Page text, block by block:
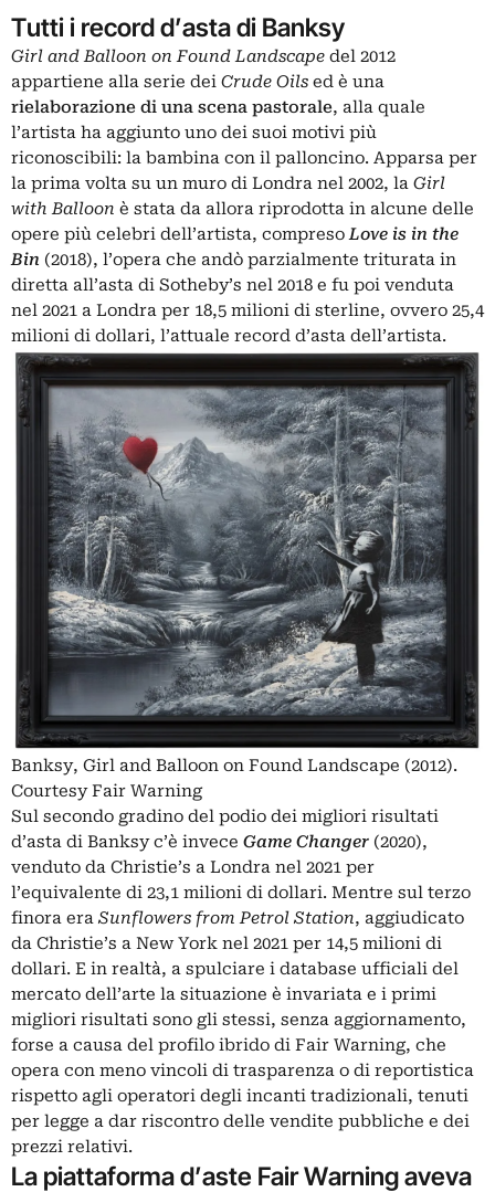
Tutti i record d’asta di Banksy
Girl and Balloon on Found Landscape del 2012
appartiene alla serie dei Crude Oils ed è una
rielaborazione di una scena pastorale, alla quale
l’artista ha aggiunto uno dei suoi motivi più
riconoscibili: la bambina con il palloncino. Apparsa per
la prima volta su un muro di Londra nel 2002, la Girl
with Balloon è stata da allora riprodotta in alcune delle
opere più celebri dell’artista, compreso Love is in the
Bin (2018), l’opera che andò parzialmente triturata in
diretta all’asta di Sotheby’s nel 2018 e fu poi venduta
nel 2021 a Londra per 18,5 milioni di sterline, ovvero 25,4
milioni di dollari, l’attuale record d’asta dell’artista.
Banksy, Girl and Balloon on Found Landscape (2012).
Courtesy Fair Warning
Sul secondo gradino del podio dei migliori risultati
d’asta di Banksy c’è invece Game Changer (2020),
venduto da Christie’s a Londra nel 2021 per
l’equivalente di 23,1 milioni di dollari. Mentre sul terzo
finora era Sunflowers from Petrol Station, aggiudicato
da Christie’s a New York nel 2021 per 14,5 milioni di
dollari. E in realtà, a spulciare i database ufficiali del
mercato dell’arte la situazione è invariata e i primi
migliori risultati sono gli stessi, senza aggiornamento,
forse a causa del profilo ibrido di Fair Warning, che
opera con meno vincoli di trasparenza o di reportistica
rispetto agli operatori degli incanti tradizionali, tenuti
per legge a dar riscontro delle vendite pubbliche e dei
prezzi relativi.
La piattaforma d’aste Fair Warning aveva